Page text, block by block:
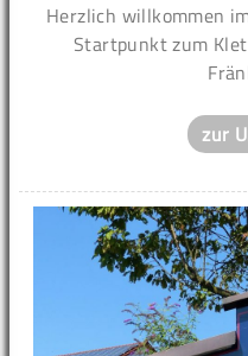
Herzlich willkommen
Startpunkt zum
zur